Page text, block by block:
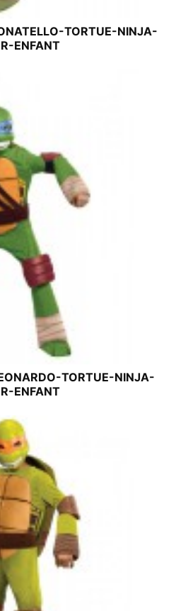
TORTUE-NINJA-
ENFANT
TORTUE-NINJA-
ENFANT